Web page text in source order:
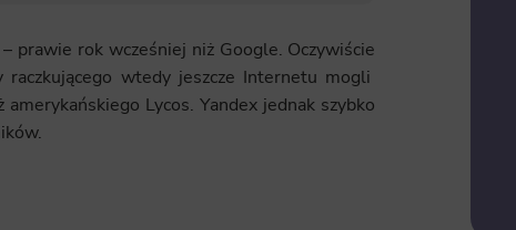
prawie rok wcześniej niż Google. Oczywiście
raczkującego wtedy jeszcze Internetu mogli
Lycos. Yandex jednak szybko